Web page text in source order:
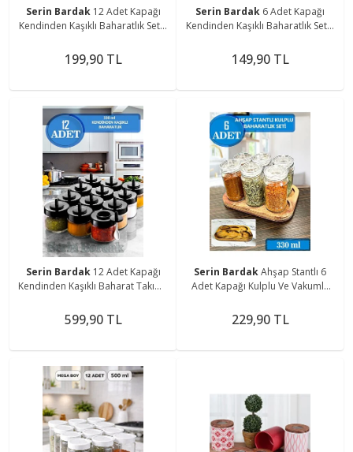
Serin Bardak 12 Adet Kapağı
Kendinden Kaşıklı Baharatlık Seti -
199,90 TL
Serin Bardak 6 Adet Kapağı
Kendinden Kaşıklı Baharatlık Seti -
149,90 TL
Serin Bardak 12 Adet Kapağı
Kendinden Kaşıklı Baharat Takımı,
599,90 TL
Serin BardakAhşap Stantlı 6
Adet Kapağı Kulplu Ve Vakumlu
229,90 TL